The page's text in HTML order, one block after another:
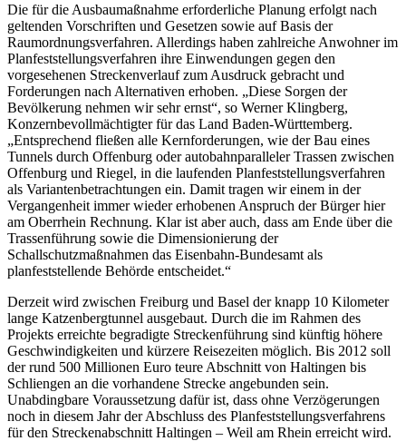
Die für die Ausbaumaßnahme erforderliche Planung erfolgt nach
geltenden Vorschriften und Gesetzen sowie auf Basis der
Raumordnungsverfahren. Allerdings haben zahlreiche Anwohner im
Planfeststellungsverfahren ihre Einwendungen gegen den
vorgesehenen Streckenverlauf zum Ausdruck gebracht und
Forderungen nach Alternativen erhoben. „Diese Sorgen der
Bevölkerung nehmen wir sehr ernst“, so Werner Klingberg,
Konzernbevollmächtigter für das Land Baden-Württemberg.
„Entsprechend fließen alle Kernforderungen, wie der Bau eines
Tunnels durch Offenburg oder autobahnparalleler Trassen zwischen
Offenburg und Riegel, in die laufenden Planfeststellungsverfahren
als Variantenbetrachtungen ein. Damit tragen wir einem in der
Vergangenheit immer wieder erhobenen Anspruch der Bürger hier
am Oberrhein Rechnung. Klar ist aber auch, dass am Ende über die
Trassenführung sowie die Dimensionierung der
Schallschutzmaßnahmen das Eisenbahn-Bundesamt als
planfeststellende Behörde entscheidet.“
Derzeit wird zwischen Freiburg und Basel der knapp 10 Kilometer
lange Katzenbergtunnel ausgebaut. Durch die im Rahmen des
Projekts erreichte begradigte Streckenführung sind künftig höhere
Geschwindigkeiten und kürzere Reisezeiten möglich. Bis 2012 soll
der rund 500 Millionen Euro teure Abschnitt von Haltingen bis
Schliengen an die vorhandene Strecke angebunden sein.
Unabdingbare Voraussetzung dafür ist, dass ohne Verzögerungen
noch in diesem Jahr der Abschluss des Planfeststellungsverfahrens
für den Streckenabschnitt Haltingen – Weil am Rhein erreicht wird.